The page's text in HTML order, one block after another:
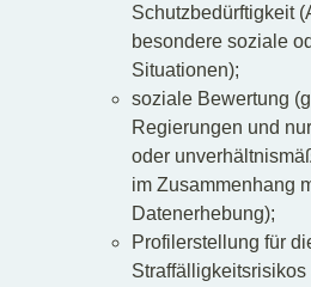
Schutzbedürftigkeit
besondere soziale
Situationen);
soziale Bewertung
Regierungen und
oder
im Zusammenhang
Datenerhebung);
Profilerstellung für
Straffälligkeitsrisikos